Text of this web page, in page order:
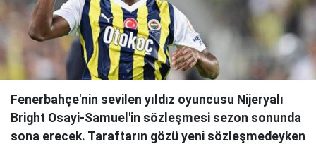
Fenerbahçe'nin sevilen yıldız oyuncusu Nijeryalı
Bright Osayi-Samuel'in sözleşmesi sezon sonunda
sona erecek. Taraftarın gözü yeni sözleşmedeyken